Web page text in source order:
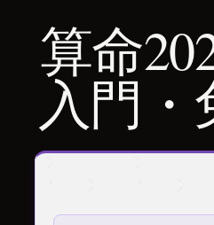
算命
入門